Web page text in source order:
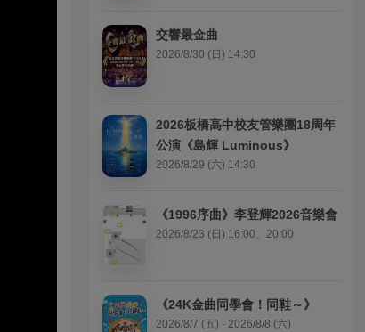
交響最金曲
2026/8/30 (日) 14:30
2026板橋高中校友管樂團18周年
公演《島輝 Luminous》
2026/8/29 (六) 14:30
《1996序曲》李登輝2026音樂會
2026/8/23 (日) 16:00、20:00
《24K金曲同學會！同鞋～》
2026/8/7 (五) - 2026/8/8 (六)